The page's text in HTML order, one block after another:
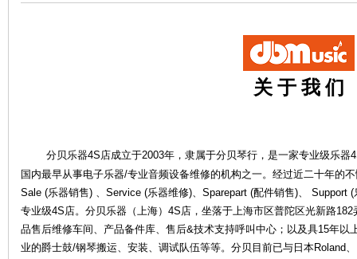
关 于 我 们
分贝乐器4S店成立于2003年，隶属于分贝琴行，是一家专业级乐器
国内最早从事电子乐器/专业音频设备维修的机构之一。经过近二十年的
Sale (乐器销售) 、Service (乐器维修)、Sparepart (配件销售)、 Support
专业级4S店。分贝乐器（上海）4S店，坐落于上海市区普陀区光新路
品售后维修车间、产品备件库、售后&技术支持呼叫中心；以及具15年以
业的爵士鼓/钢琴搬运、安装、调试队伍等等。分贝目前已与日本Roland